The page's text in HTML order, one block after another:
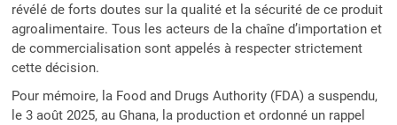
révélé de forts doutes sur la qualité et la sécurité de ce produit
agroalimentaire. Tous les acteurs de la chaîne d’importation et
de commercialisation sont appelés à respecter strictement
cette décision.
Pour mémoire, la Food and Drugs Authority (FDA) a suspendu,
le 3 août 2025, au Ghana, la production et ordonné un rappel